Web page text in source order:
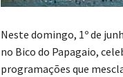
Neste domingo, 1º de
no Bico do Papagaio,
programações que